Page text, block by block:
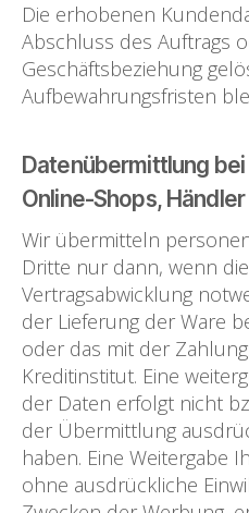
Die erhobenen
Abschluss des Auftrags
Geschäftsbeziehung
Aufbewahrungsfristen
Datenübermittlung
Online-Shops,
Wir übermitteln
Dritte nur dann, wenn
Vertragsabwicklung
der Lieferung der Ware
oder das mit der
Kreditinstitut. Eine
der Daten erfolgt nicht
der Übermittlung
haben. Eine Weitergabe
ohne ausdrückliche